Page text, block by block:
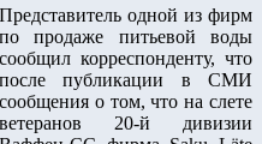
Представитель одной из фирм
по продаже питьевой воды
сообщил корреспонденту, что
после публикации в СМИ
сообщения о том, что на слете
ветеранов 20-й дивизии